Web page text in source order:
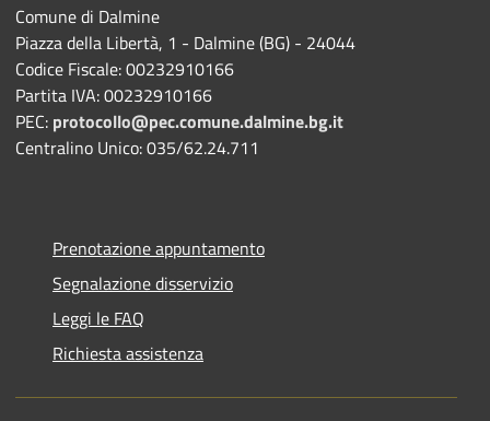
Comune di Dalmine
Piazza della Libertà, 1 - Dalmine (BG) - 24044
Codice Fiscale: 00232910166
Partita IVA: 00232910166
PEC: protocollo@pec.comune.dalmine.bg.it
Centralino Unico: 035/62.24.711
Prenotazione appuntamento
Segnalazione disservizio
Leggi le FAQ
Richiesta assistenza